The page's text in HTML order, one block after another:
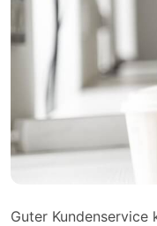
Guter Kundenservice